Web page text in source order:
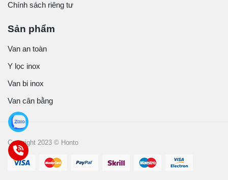
Chính sách riêng tư
Sản phẩm
Van an toàn
Y lọc inox
Van bi inox
Van cân bằng
Copyright 2023 © Honto